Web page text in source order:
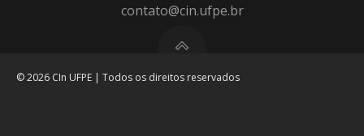
contato@cin.ufpe.br
© 2026 CIn UFPE | Todos os direitos reservados